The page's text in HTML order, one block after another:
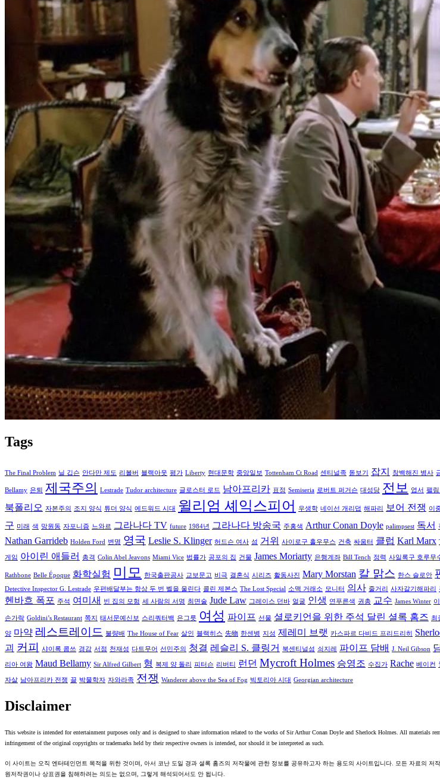
Tags
The Final Problem 닐 깁슨 안다만 제도 리볼버 블랙아웃 평가 Liberty 현대문학 중앙일보 Tottenham Ct Road 센티널족 돋보기 잡지 창백해진 병사
Bellamy 은퇴 제국주의 Lestrade Tudor architecture 글로스터 로드 남아프리카 표정 Semiseria 로버트 퍼거슨 대성당 전보 엽서 팰
북폴리오 자본주의 조지 양식 튜더 양식 에드워드 시대 윌리엄 셰익스피어 우생학 네이선 개리덥 해파리 보어 전쟁 이
구 미래 색 망원동 자포니즘 느와르 그라나다 TV future 1984년 그라나다 방송국 주홍색 Arthur Conan Doyle palimpsest 독서
Nathan Garrideb Holden Ford 변명 영국 Leslie S. Klinger 허드슨 여사 섬 거위 사이로구 홀우무스 건축 싸움터 클럽 Karl Marx
게임 아이린 애들러 총격 Colin Abel Jeavons Miami Vice 법률가 공포의 집 건물 James Moriarty 은행계좌 Bill Tench 정력 사일록구 호루무
Rathbone Belle Époque 화학실험 미모 한국출판공사 교보문고 비극 결혼식 시리즈 활동사진 Mary Morstan 칼 맑스 한스 슬로안
Detective Inspector G. Lestrade 우편배달부는 항상 두 번 벨을 울린다 콜린 제본스 The Lost Special 소맥 거래소 모니터 의사 줄거리 사자갈기해파리
헨바흐 폭포 주석 여미새 빈 집의 모험 세 사람의 서명 최면술 Jude Law 그레이스 던바 얼굴 인생 연푸른색 권총 교수 James Winter
손가락 Goldini’s Restaurant 쪽지 태서문예신보 스리쿼터백 은그릇 여성 파이프 선물 셜로키언을 위한 주석 달린 셜록 홈즈 최
양 마약 레스트레이드 불량배 The House of Fear 살인 블랙히스 先物 한센병 지성 제레미 브랫 카스파르 다비드 프리드리히
괴 커피 샤이록 콤쓰 경감 서점 천재성 다트무어 선민주의 청결 레슬리 S. 클링거 북센티널섬 쇠지레 파이프 담배 J. Neil Gibson
리아 여왕 Maud Bellamy Sir Alfred Gilbert 형 복제 양 돌리 피터슨 리버티 런던 Mycroft Holmes 승영조 수집가 Rache 베이컨
자살 남아프리카 전쟁 끌 박물학자 자와라족 전쟁 Wanderer above the Sea of Fog 빅토리아 시대 Georgian architecture
Disclaimer
This website is intended for entertainment purposes only and is designed to share information related to the works of Sir Arthur Conan Doyle and Sherlock Holmes. All materials
infringement of the original copyrights or trademarks held by their respective owners is intended, nor should it be interpreted as such.
이 사이트는 오직 엔터테인먼트 목적을 위한 것이며, 아서 코난 도일 경과 셜록 홈즈의 저작물에 관한 정보를 공유하고자 하는 용도의 사이트입니다. 모든 자료의
원저작권이나 상표권을 침해하려는 의도는 없으며, 그렇게 해석되어서도 안 됩니다.